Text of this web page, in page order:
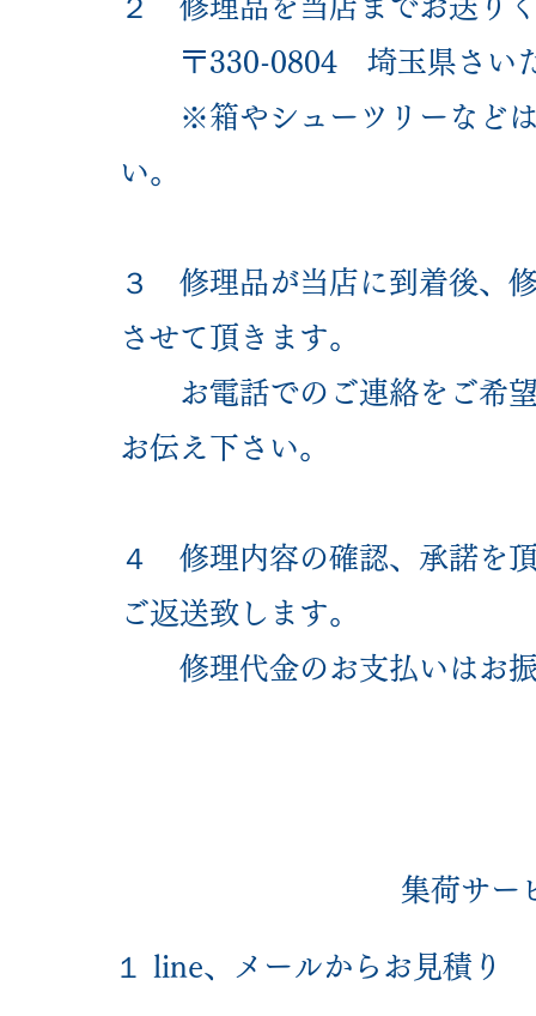
２ 修理品を当店までお送り
〒330-0804 埼玉県さいた
※箱やシューツリーなどは
い。
３ 修理品が当店に到着後、
させて頂きます。
お電話でのご連絡をご希望
お伝え下さい。
４ 修理内容の確認、承諾を
ご返送致します。
修理代金のお支払いはお振
集荷サー
１ line、メールからお見積り